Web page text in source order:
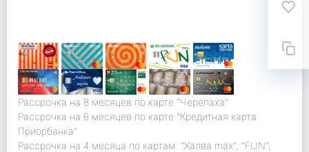
Рассрочка на 8 месяцев по карте "Черепаха"
Рассрочка на 6 месяцев по карте "Кредитная карта
Приорбанка"
Рассрочка на 4 месяца по картам: "Халва max", "FUN",